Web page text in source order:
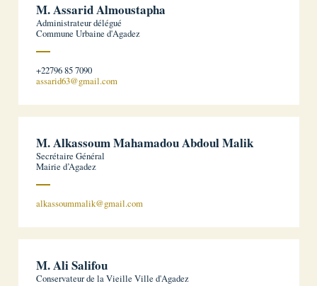
M. Assarid Almoustapha
Administrateur délégué
Commune Urbaine d'Agadez
+22796 85 7090
assarid63@gmail.com
M. Alkassoum Mahamadou Abdoul Malik
Secrétaire Général
Mairie d’Agadez
alkassoummalik@gmail.com
M. Ali Salifou
Conservateur de la Vieille Ville d'Agadez